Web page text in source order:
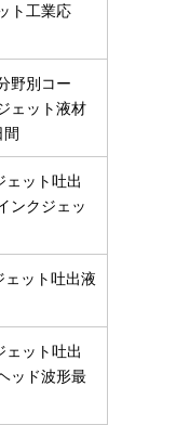
ト工業応
野別コー
ェット液材
ット吐出
ンクジェッ
ット吐出液
ット吐出
ッド波形最